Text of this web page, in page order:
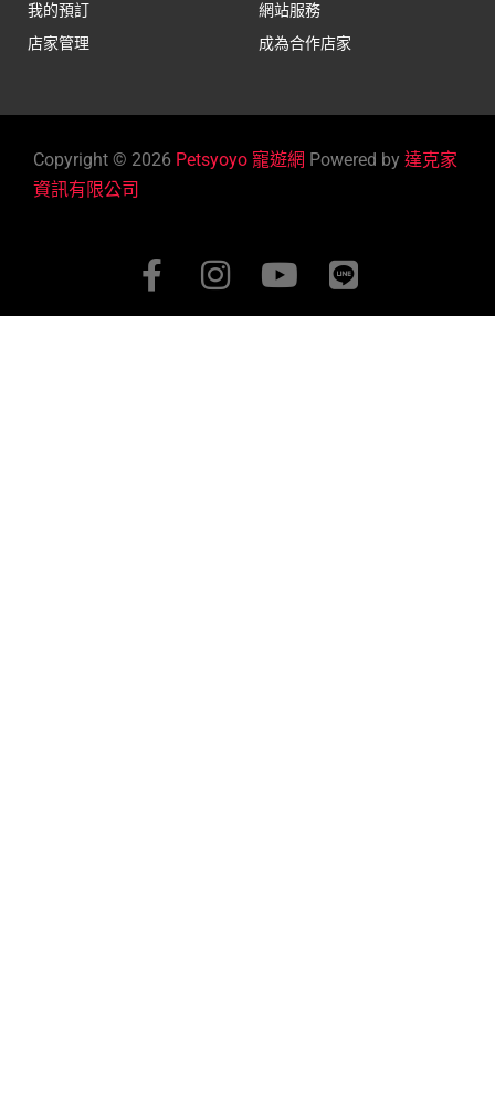
我的預訂
店家管理
網站服務
成為合作店家
Copyright © 2026 Petsyoyo 寵遊網 Powered by 達克家
資訊有限公司